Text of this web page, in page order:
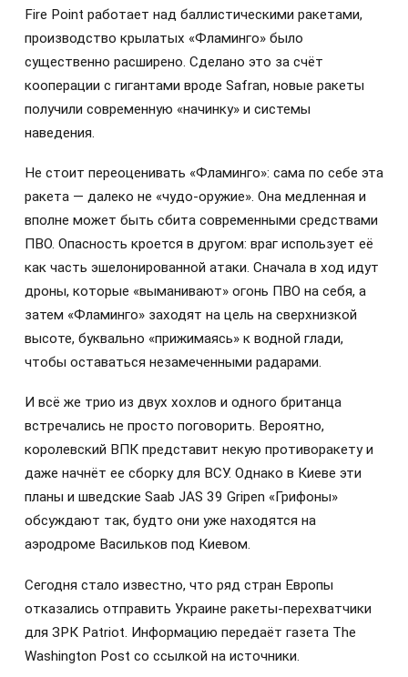
Fire Point работает над баллистическими ракетами,
производство крылатых «Фламинго» было
существенно расширено. Сделано это за счёт
кооперации с гигантами вроде Safran, новые ракеты
получили современную «начинку» и системы
наведения.
Не стоит переоценивать «Фламинго»: сама по себе эта
ракета — далеко не «чудо-оружие». Она медленная и
вполне может быть сбита современными средствами
ПВО. Опасность кроется в другом: враг использует её
как часть эшелонированной атаки. Сначала в ход идут
дроны, которые «выманивают» огонь ПВО на себя, а
затем «Фламинго» заходят на цель на сверхнизкой
высоте, буквально «прижимаясь» к водной глади,
чтобы оставаться незамеченными радарами.
И всё же трио из двух хохлов и одного британца
встречались не просто поговорить. Вероятно,
королевский ВПК представит некую противоракету и
даже начнёт ее сборку для ВСУ. Однако в Киеве эти
планы и шведские Saab JAS 39 Gripen «Грифоны»
обсуждают так, будто они уже находятся на
аэродроме Васильков под Киевом.
Сегодня стало известно, что ряд стран Европы
отказались отправить Украине ракеты-перехватчики
для ЗРК Patriot. Информацию передаёт газета The
Washington Post со ссылкой на источники.